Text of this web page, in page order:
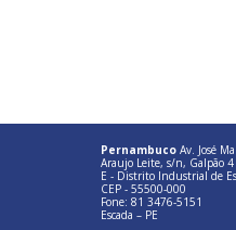
Pernambuco Av. José
Araujo Leite, s/n, Galpão 4
E - Distrito Industrial de
CEP - 55500-000
Fone: 81 3476-5151
Escada – PE